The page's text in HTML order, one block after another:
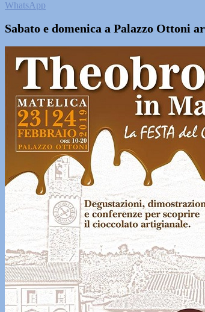
WhatsApp
Sabato e domenica a Palazzo Ottoni